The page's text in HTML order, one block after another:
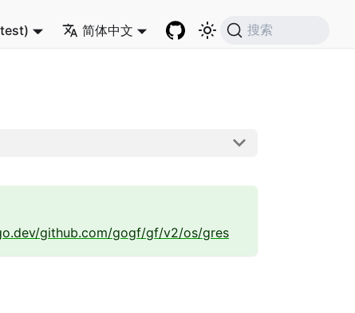
简体中文 搜索
github.com/gogf/gf/v2/os/gres